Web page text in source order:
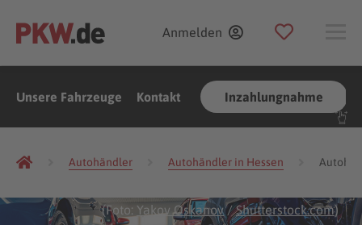
Anmelden
Unsere Fahrzeuge Kontakt Inzahlungnahme
Autohändler Autohändler in Hessen
(Foto: Yakov Oskanov/Shutterstock.com)